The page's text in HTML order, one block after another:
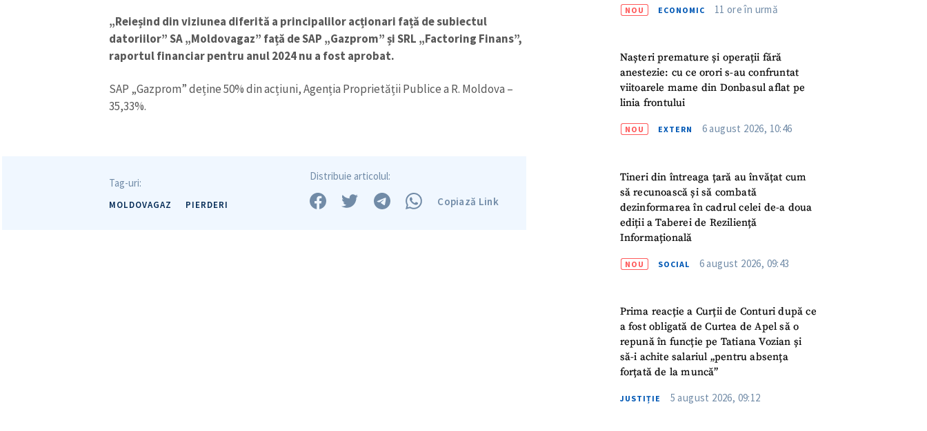
„Reieșind din viziunea diferită a principalilor acționari față de subiectul
datoriilor” SA „Moldovagaz” față de SAP „Gazprom” și SRL „Factoring Finans”,
raportul financiar pentru anul 2024 nu a fost aprobat.
SAP „Gazprom” deține 50% din acțiuni, Agenția Proprietății Publice a R. Moldova –
35,33%.
Tag-uri:
MOLDOVAGAZ PIERDERI
Distribuie articolul:
Copiază Link
NOU ECONOMIC 11 ore în urmă
Nașteri premature și operații fără
anestezie: cu ce orori s-au confruntat
viitoarele mame din Donbasul aflat pe
linia frontului
NOU EXTERN 6 august 2026, 10:46
Tineri din întreaga țară au învățat cum
să recunoască și să combată
dezinformarea în cadrul celei de-a doua
ediții a Taberei de Reziliență
Informațională
NOU SOCIAL 6 august 2026, 09:43
Prima reacție a Curții de Conturi după ce
a fost obligată de Curtea de Apel să o
repună în funcție pe Tatiana Vozian și
să-i achite salariul „pentru absența
forțată de la muncă”
JUSTIȚIE 5 august 2026, 09:12
Titlu știre + Adaugă titlu
+ Mesajul știrei
+ Numele meu
+ Telefon personal
TRIMITE ȘTIREA